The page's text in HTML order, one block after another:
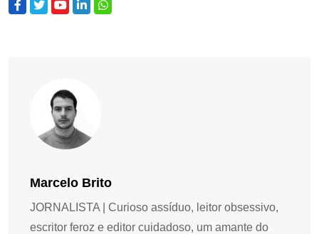
Marcelo Brito
JORNALISTA | Curioso assíduo, leitor obsessivo,
escritor feroz e editor cuidadoso, um amante do